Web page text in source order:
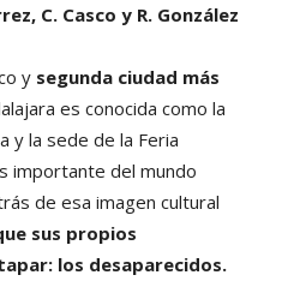
C. Casco y R. González
y segunda ciudad más
es conocida como la
y la sede de la Feria
importante del mundo
de esa imagen cultural
sus propios
los desaparecidos.